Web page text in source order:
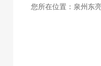
您所在位置： 泉州东